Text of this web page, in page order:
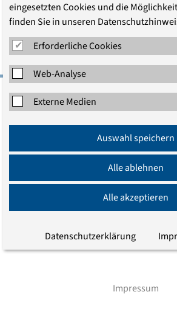
Startbahn -
Evangelische Akademie zu Berlin gGmbH
Charlottenstraße 53/54
Tel.: (030) 203 55 - 0
Wir sind auch hier
Impressum
eingesetzten Cookies und die
finden Sie in unseren
Erforderliche Cookies
Web-Analyse
Externe Medien
Auswahl speichern
Alle ablehnen
Alle akzeptieren
Datenschutzerklärung